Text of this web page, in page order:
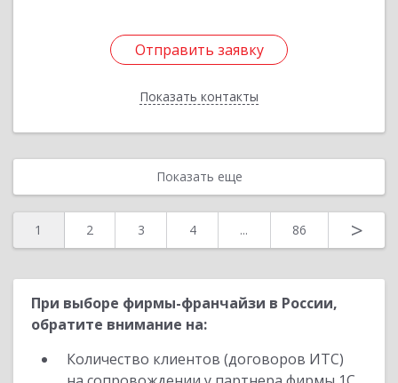
Отправить заявку
Показать контакты
Отправить заявку
Назад
Показать еще
1 2 3 4 ... 86 >
При выборе фирмы-франчайзи в России,
обратите внимание на:
Количество клиентов (договоров ИТС)